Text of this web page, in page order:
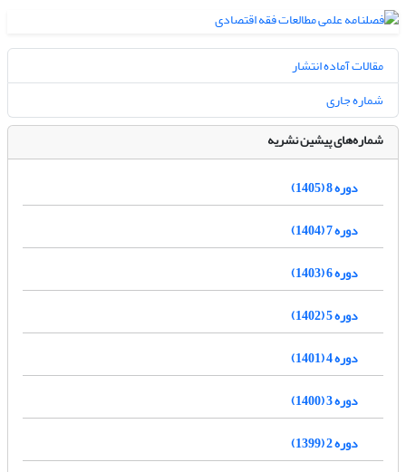
مقالات آماده انتشار
شماره جاری
شماره‌های پیشین نشریه
دوره 8 (1405)
دوره 7 (1404)
دوره 6 (1403)
دوره 5 (1402)
دوره 4 (1401)
دوره 3 (1400)
دوره 2 (1399)